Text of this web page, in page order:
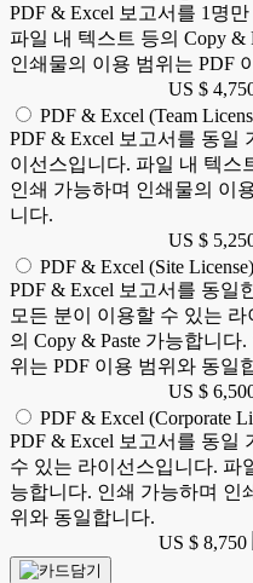
PDF & Excel 보고서를 1명
파일 내 텍스트 등의 Copy &
인쇄물의 이용 범위는 PDF
US $
PDF & Excel (Team
PDF & Excel 보고서를 동일
이선스입니다. 파일 내 텍스
인쇄 가능하며 인쇄물의 이
니다.
US $
PDF & Excel (Site License)
PDF & Excel 보고서를 동일
모든 분이 이용할 수 있는
의 Copy & Paste 가능합니
위는 PDF 이용 범위와 동일
US $
PDF & Excel (Corporate
PDF & Excel 보고서를 동일
수 있는 라이선스입니다. 파
능합니다. 인쇄 가능하며 인
위와 동일합니다.
US $ 8,750